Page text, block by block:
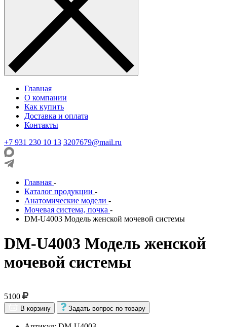
Главная
О компании
Как купить
Доставка и оплата
Контакты
+7 931 230 10 13 3207679@mail.ru
Главная -
Каталог продукции -
Анатомические модели -
Мочевая система, почка -
DM-U4003 Модель женской мочевой системы
DM-U4003 Модель женской
мочевой системы
5100
В корзину Задать вопрос по товару